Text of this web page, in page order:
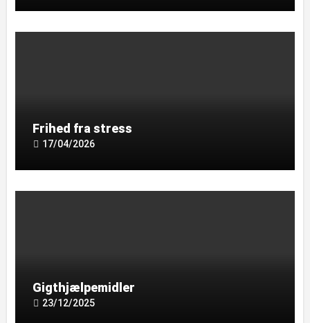
Frihed fra stress
17/04/2026
Gigthjælpemidler
23/12/2025